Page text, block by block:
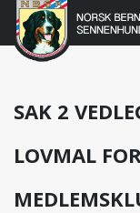
Gå
Norsk
Berner
SAK 2
LOVMAL